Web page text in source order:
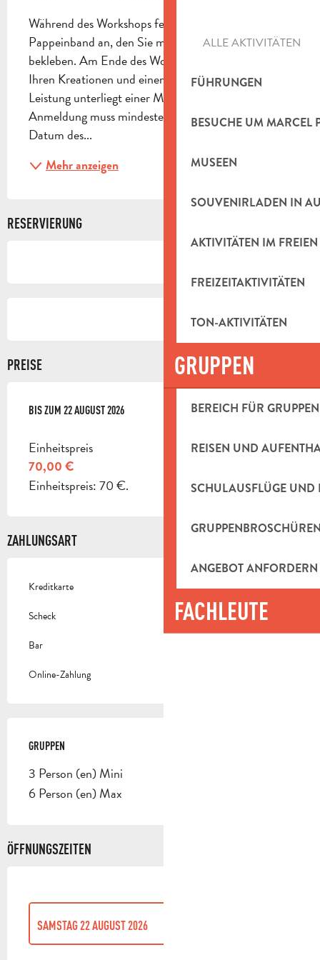
ALLE AKTIVITÄTEN
FÜHRUNGEN
BESUCHE UM MARCEL
MUSEEN
SOUVENIRLADEN IN
AKTIVITÄTEN IM FREIEN
FREIZEITAKTIVITÄTEN
TON-AKTIVITÄTEN
GRUPPEN
BEREICH FÜR GRUPPEN
REISEN UND
SCHULAUSFLÜGE UND
ANGEBOT ANFORDERN
FACHLEUTE
Während des Workshops fertigen Sie einen
Pappeinband an, den Sie mit dem Papier Ihrer Wahl
bekleben. Am Ende des Workshops gehen Sie mit
Ihren Kreationen und einem Know-how nach Hause.
Leistung unterliegt einer Mindestteilnehmerzahl Die
Anmeldung muss mindestens eine Woche vor dem
Datum des...
Mehr anzeigen
RESERVIERUNG
PREISE
AB6 DEZEMBER 2025BIS ZUM 22 AUGUST 2026
BIS ZUM 22 AUGUST 2026
Einheitspreis
70,00 €
Einheitspreis: 70 €.
ZAHLUNGSART
Kreditkarte
Scheck
Bar
Online-Zahlung
GRUPPEN
GRUPPEN
3 Person (en) Mini
6 Person (en) Max
ÖFFNUNGSZEITEN
SAMSTAG 22 AUGUST 2026